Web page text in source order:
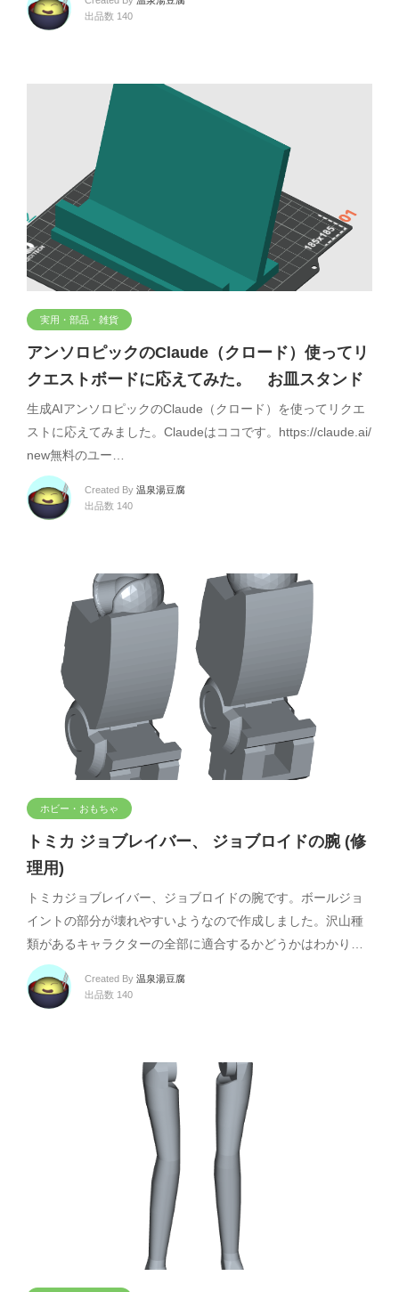
出品数 140
実用・部品・雑貨
アンソロピックのClaude（クロード）使ってリ
クエストボードに応えてみた。 お皿スタンド
生成AIアンソロピックのClaude（クロード）を使ってリクエ
ストに応えてみました。Claudeはココです。https://claude.ai/
new無料のユー…
Created By 温泉湯豆腐
出品数 140
ホビー・おもちゃ
トミカ ジョブレイバー、 ジョブロイドの腕 (修
理用)
トミカジョブレイバー、ジョブロイドの腕です。ボールジョ
イントの部分が壊れやすいようなので作成しました。沢山種
類があるキャラクターの全部に適合するかどうかはわかり…
Created By 温泉湯豆腐
出品数 140